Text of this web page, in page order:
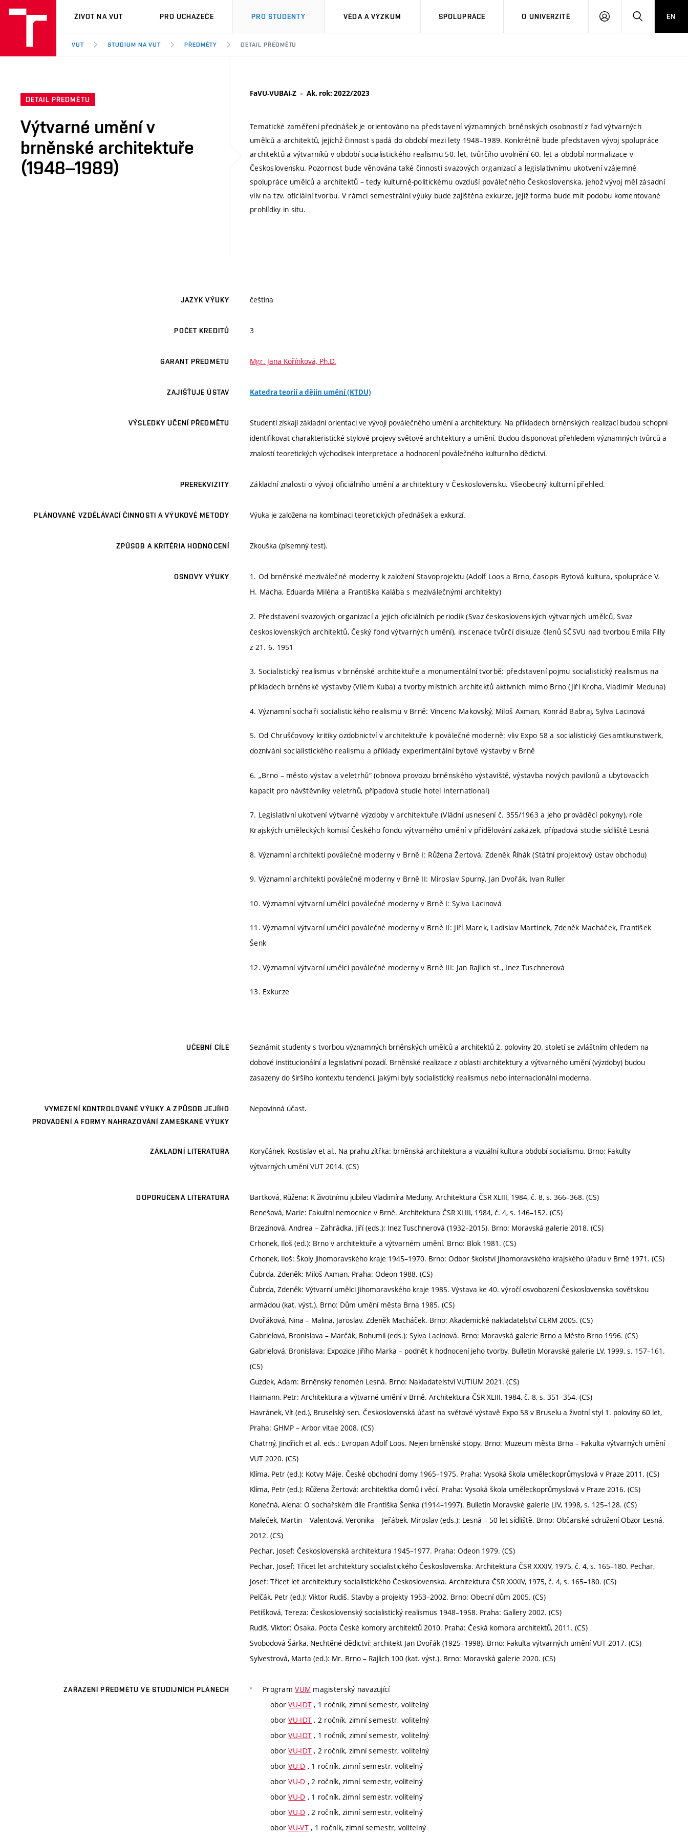
VUT
ŽIVOT NA VUT PRO UCHAZEČE PRO STUDENTY VĚDA A VÝZKUM SPOLUPRÁCE O UNIVERZITĚ
PŘIHLÁSIT HLEDATEN
VUT STUDIUM NA VUT PŘEDMĚTY DETAIL PŘEDMĚTU
DETAIL PŘEDMĚTU
Výtvarné umění v
brněnské architektuře
(1948–1989)
FaVU-VUBAI-Z Ak. rok: 2022/2023
Tematické zaměření přednášek je orientováno na představení významných brněnských osobností z řad výtvarných
umělců a architektů, jejichž činnost spadá do období mezi lety 1948–1989. Konkrétně bude představen vývoj spolupráce
architektů a výtvarníků v období socialistického realismu 50. let, tvůrčího uvolnění 60. let a období normalizace v
Československu. Pozornost bude věnována také činnosti svazových organizací a legislativnímu ukotvení vzájemné
spolupráce umělců a architektů – tedy kulturně-politickému ovzduší poválečného Československa, jehož vývoj měl zásadní
vliv na tzv. oficiální tvorbu. V rámci semestrální výuky bude zajištěna exkurze, jejíž forma bude mít podobu komentované
prohlídky in situ.
JAZYK VÝUKY čeština
POČET KREDITŮ 3
GARANT PŘEDMĚTU Mgr. Jana Kořínková, Ph.D.
ZAJIŠŤUJE ÚSTAV Katedra teorií a dějin umění (KTDU)
VÝSLEDKY UČENÍ PŘEDMĚTU
Studenti získají základní orientaci ve vývoji poválečného umění a architektury. Na příkladech brněnských realizací budou schopni
identifikovat charakteristické stylové projevy světové architektury a umění. Budou disponovat přehledem významných tvůrců a
znalostí teoretických východisek interpretace a hodnocení poválečného kulturního dědictví.
PREREKVIZITY Základní znalosti o vývoji oficiálního umění a architektury v Československu. Všeobecný kulturní přehled.
PLÁNOVANÉ VZDĚLÁVACÍ ČINNOSTI A VÝUKOVÉ METODY Výuka je založena na kombinaci teoretických přednášek a exkurzí.
ZPŮSOB A KRITÉRIA HODNOCENÍ Zkouška (písemný test).
OSNOVY VÝUKY
1. Od brněnské meziválečné moderny k založení Stavoprojektu (Adolf Loos a Brno, časopis Bytová kultura, spolupráce V.
H. Macha, Eduarda Miléna a Františka Kalába s meziválečnými architekty)
2. Představení svazových organizací a jejich oficiálních periodik (Svaz československých výtvarných umělců, Svaz
československých architektů, Český fond výtvarných umění), inscenace tvůrčí diskuze členů SČSVU nad tvorbou Emila Filly
z 21. 6. 1951
3. Socialistický realismus v brněnské architektuře a monumentální tvorbě: představení pojmu socialistický realismus na
příkladech brněnské výstavby (Vilém Kuba) a tvorby místních architektů aktivních mimo Brno (Jiří Kroha, Vladimír Meduna)
4. Významní sochaři socialistického realismu v Brně: Vincenc Makovský, Miloš Axman, Konrád Babraj, Sylva Lacinová
5. Od Chruščovovy kritiky ozdobnictví v architektuře k poválečné moderně: vliv Expo 58 a socialistický Gesamtkunstwerk,
doznívání socialistického realismu a příklady experimentální bytové výstavby v Brně
6. „Brno – město výstav a veletrhů“ (obnova provozu brněnského výstaviště, výstavba nových pavilonů a ubytovacích
kapacit pro návštěvníky veletrhů, případová studie hotel International)
7. Legislativní ukotvení výtvarné výzdoby v architektuře (Vládní usnesení č. 355/1963 a jeho prováděcí pokyny), role
Krajských uměleckých komisí Českého fondu výtvarného umění v přidělování zakázek, případová studie sídliště Lesná
8. Významní architekti poválečné moderny v Brně I: Růžena Žertová, Zdeněk Řihák (Státní projektový ústav obchodu)
9. Významní architekti poválečné moderny v Brně II: Miroslav Spurný, Jan Dvořák, Ivan Ruller
10. Významní výtvarní umělci poválečné moderny v Brně I: Sylva Lacinová
11. Významní výtvarní umělci poválečné moderny v Brně II: Jiří Marek, Ladislav Martínek, Zdeněk Macháček, František
Šenk
12. Významní výtvarní umělci poválečné moderny v Brně III: Jan Rajlich st., Inez Tuschnerová
13. Exkurze
UČEBNÍ CÍLE
Seznámit studenty s tvorbou významných brněnských umělců a architektů 2. poloviny 20. století se zvláštním ohledem na
dobové institucionální a legislativní pozadí. Brněnské realizace z oblasti architektury a výtvarného umění (výzdoby) budou
zasazeny do širšího kontextu tendencí, jakými byly socialistický realismus nebo internacionální moderna.
VYMEZENÍ KONTROLOVANÉ VÝUKY A ZPŮSOB JEJÍHO
PROVÁDĚNÍ A FORMY NAHRAZOVÁNÍ ZAMEŠKANÉ VÝUKY
Nepovinná účast.
ZÁKLADNÍ LITERATURA
Koryčánek, Rostislav et al., Na prahu zítřka: brněnská architektura a vizuální kultura období socialismu. Brno: Fakulty
výtvarných umění VUT 2014. (CS)
DOPORUČENÁ LITERATURA
Bartková, Růžena: K životnímu jubileu Vladimíra Meduny. Architektura ČSR XLIII, 1984, č. 8, s. 366–368. (CS)
Benešová, Marie: Fakultní nemocnice v Brně. Architektura ČSR XLIII, 1984, č. 4, s. 146–152. (CS)
Brzezinová, Andrea – Zahrádka, Jiří (eds.): Inez Tuschnerová (1932–2015). Brno: Moravská galerie 2018. (CS)
Crhonek, Iloš (ed.): Brno v architektuře a výtvarném umění. Brno: Blok 1981. (CS)
Crhonek, Iloš: Školy jihomoravského kraje 1945–1970. Brno: Odbor školství Jihomoravského krajského úřadu v Brně 1971. (CS)
Čubrda, Zdeněk: Miloš Axman. Praha: Odeon 1988. (CS)
Čubrda, Zdeněk: Výtvarní umělci Jihomoravského kraje 1985. Výstava ke 40. výročí osvobození Československa sovětskou
armádou (kat. výst.). Brno: Dům umění města Brna 1985. (CS)
Dvořáková, Nina – Malina, Jaroslav. Zdeněk Macháček. Brno: Akademické nakladatelství CERM 2005. (CS)
Gabrielová, Bronislava – Marčák, Bohumil (eds.): Sylva Lacinová. Brno: Moravská galerie Brno a Město Brno 1996. (CS)
Gabrielová, Bronislava: Expozice Jiřího Marka – podnět k hodnocení jeho tvorby. Bulletin Moravské galerie LV, 1999, s. 157–161.
(CS)
Guzdek, Adam: Brněnský fenomén Lesná. Brno: Nakladatelství VUTIUM 2021. (CS)
Haimann, Petr: Architektura a výtvarné umění v Brně. Architektura ČSR XLIII, 1984, č. 8, s. 351–354. (CS)
Havránek, Vít (ed.), Bruselský sen. Československá účast na světové výstavě Expo 58 v Bruselu a životní styl 1. poloviny 60 let,
Praha: GHMP – Arbor vitae 2008. (CS)
Chatrný, Jindřich et al. eds.: Evropan Adolf Loos. Nejen brněnské stopy. Brno: Muzeum města Brna – Fakulta výtvarných umění
VUT 2020. (CS)
Klíma, Petr (ed.): Kotvy Máje. České obchodní domy 1965–1975. Praha: Vysoká škola uměleckoprůmyslová v Praze 2011. (CS)
Klíma, Petr (ed.): Růžena Žertová: architektka domů i věcí. Praha: Vysoká škola uměleckoprůmyslová v Praze 2016. (CS)
Konečná, Alena: O sochařském díle Františka Šenka (1914–1997). Bulletin Moravské galerie LIV, 1998, s. 125–128. (CS)
Maleček, Martin – Valentová, Veronika – Jeřábek, Miroslav (eds.): Lesná – 50 let sídliště. Brno: Občanské sdružení Obzor Lesná,
2012. (CS)
Pechar, Josef: Československá architektura 1945–1977. Praha: Odeon 1979. (CS)
Pechar, Josef: Třicet let architektury socialistického Československa. Architektura ČSR XXXIV, 1975, č. 4, s. 165–180. Pechar,
Josef: Třicet let architektury socialistického Československa. Architektura ČSR XXXIV, 1975, č. 4, s. 165–180. (CS)
Pelčák, Petr (ed.): Viktor Rudiš. Stavby a projekty 1953–2002. Brno: Obecní dům 2005. (CS)
Petišková, Tereza: Československý socialistický realismus 1948–1958. Praha: Gallery 2002. (CS)
Rudiš, Viktor: Ósaka. Pocta České komory architektů 2010. Praha: Česká komora architektů, 2011. (CS)
Svobodová Šárka, Nechtěné dědictví: architekt Jan Dvořák (1925–1998). Brno: Fakulta výtvarných umění VUT 2017. (CS)
Sylvestrová, Marta (ed.): Mr. Brno – Rajlich 100 (kat. výst.). Brno: Moravská galerie 2020. (CS)
ZAŘAZENÍ PŘEDMĚTU VE STUDIJNÍCH PLÁNECH ProgramVUM magisterský navazující
oborVU-IDT , 1 ročník, zimní semestr, volitelný
oborVU-IDT , 2 ročník, zimní semestr, volitelný
oborVU-IDT , 1 ročník, zimní semestr, volitelný
oborVU-IDT , 2 ročník, zimní semestr, volitelný
oborVU-D , 1 ročník, zimní semestr, volitelný
oborVU-D , 2 ročník, zimní semestr, volitelný
oborVU-D , 1 ročník, zimní semestr, volitelný
oborVU-D , 2 ročník, zimní semestr, volitelný
oborVU-VT, 1 ročník, zimní semestr, volitelný